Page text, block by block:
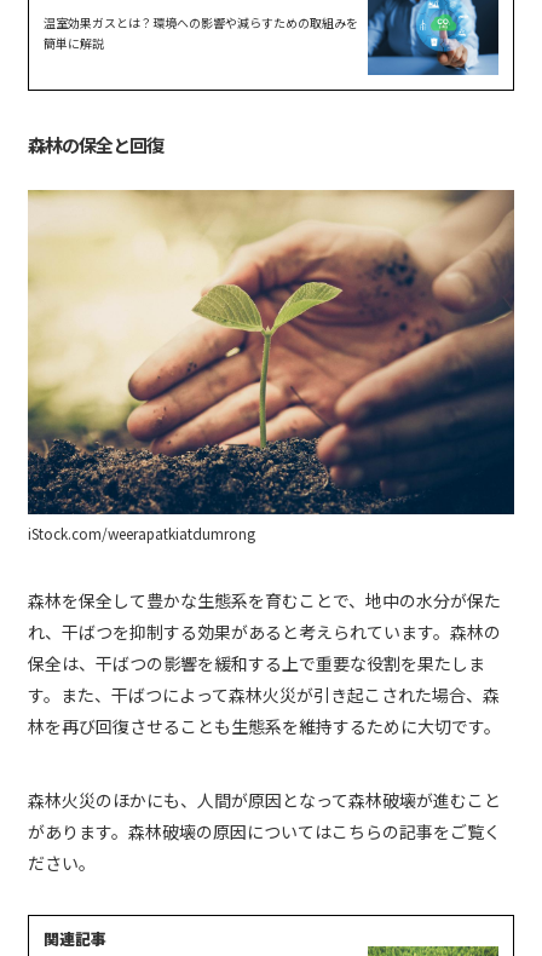
温室効果ガスとは？環境への影響や減らすための取組みを
簡単に解説
森林の保全と回復
iStock.com/weerapatkiatdumrong
森林を保全して豊かな生態系を育むことで、地中の水分が保た
れ、干ばつを抑制する効果があると考えられています。森林の
保全は、干ばつの影響を緩和する上で重要な役割を果たしま
す。また、干ばつによって森林火災が引き起こされた場合、森
林を再び回復させることも生態系を維持するために大切です。
森林火災のほかにも、人間が原因となって森林破壊が進むこと
があります。森林破壊の原因についてはこちらの記事をご覧く
ださい。